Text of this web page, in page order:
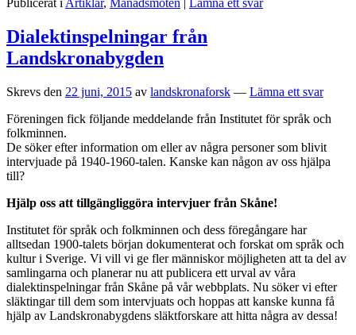
Publicerat i Artiklar, Månadsmöten | Lämna ett svar
Dialektinspelningar från
Landskronabygden
Skrevs den 22 juni, 2015 av landskronaforsk — Lämna ett svar
Föreningen fick följande meddelande från Institutet för språk och
folkminnen.
De söker efter information om eller av några personer som blivit
intervjuade på 1940-1960-talen. Kanske kan någon av oss hjälpa
till?
Hjälp oss att tillgängliggöra intervjuer från Skåne!
Institutet för språk och folkminnen och dess föregångare har
alltsedan 1900-talets början dokumenterat och forskat om språk och
kultur i Sverige. Vi vill vi ge fler människor möjligheten att ta del av
samlingarna och planerar nu att publicera ett urval av våra
dialektinspelningar från Skåne på vår webbplats. Nu söker vi efter
släktingar till dem som intervjuats och hoppas att kanske kunna få
hjälp av Landskronabygdens släktforskare att hitta några av dessa!